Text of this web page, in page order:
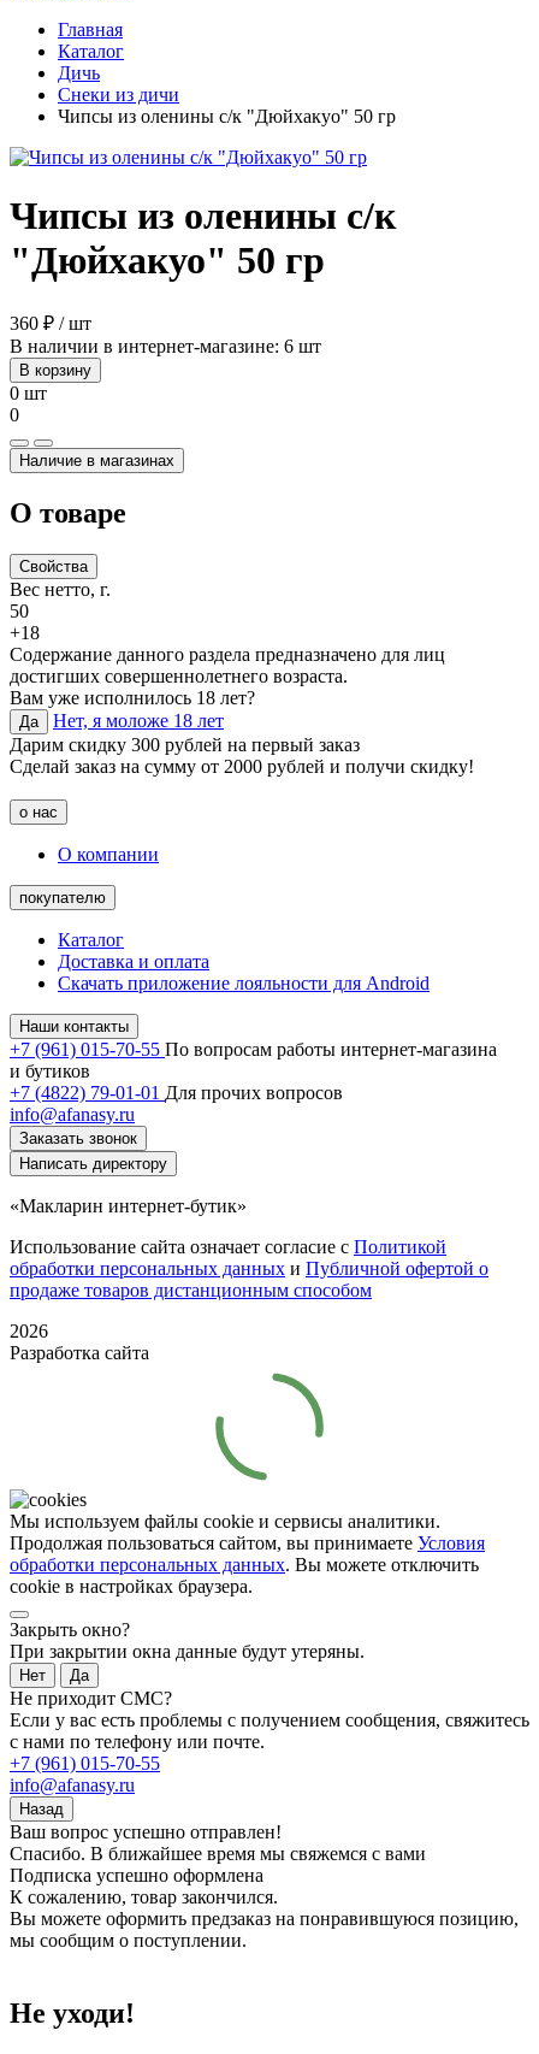
Главная
Каталог
Дичь
Снеки из дичи
Чипсы из оленины с/к "Дюйхакуо" 50 гр
Чипсы из оленины с/к
"Дюйхакуо" 50 гр
360 ₽ / шт
В наличии в интернет-магазине: 6 шт
В корзину
0 шт
0
Наличие в магазинах
О товаре
Свойства
Вес нетто, г.
50
+18
Содержание данного раздела предназначено для лиц
достигших совершеннолетнего возраста.
Вам уже исполнилось 18 лет?
Да
Нет, я моложе 18 лет
Дарим скидку 300 рублей на первый заказ
Сделай заказ на сумму от 2000 рублей и получи скидку!
о нас
О компании
покупателю
Каталог
Доставка и оплата
Скачать приложение лояльности для Android
Наши контакты
+7 (961) 015-70-55 По вопросам работы интернет-магазина
и бутиков
+7 (4822) 79-01-01 Для прочих вопросов
info@afanasy.ru
Заказать звонок
Написать директору
«Макларин интернет-бутик»
Использование сайта означает согласие с Политикой
обработки персональных данных и Публичной офертой о
продаже товаров дистанционным способом
2026
Разработка сайта
Мы используем файлы cookie и сервисы аналитики.
Продолжая пользоваться сайтом, вы принимаете Условия
обработки персональных данных. Вы можете отключить
cookie в настройках браузера.
Закрыть окно?
При закрытии окна данные будут утеряны.
Нет Да
Не приходит СМС?
Если у вас есть проблемы с получением сообщения, свяжитесь
с нами по телефону или почте.
+7 (961) 015-70-55
info@afanasy.ru
Назад
Ваш вопрос успешно отправлен!
Спасибо. В ближайшее время мы свяжемся с вами
Подписка успешно оформлена
К сожалению, товар закончился.
Вы можете оформить предзаказ на понравившуюся позицию,
мы сообщим о поступлении.
Не уходи!